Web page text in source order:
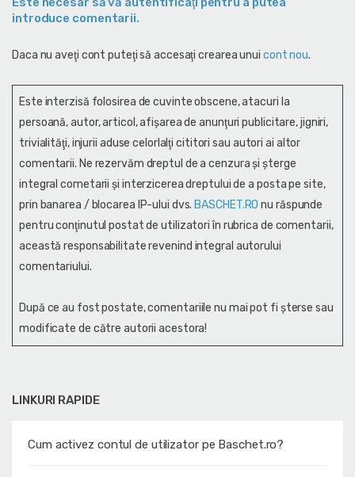
LINKURI RAPIDE
Cum activez contul de utilizator pe Baschet.ro?
introduce comentarii.
Daca nu aveţi cont puteţi să accesaţi crearea unui cont nou.
Este interzisă folosirea de cuvinte obscene, atacuri la
persoană, autor, articol, afişarea de anunţuri publicitare, jigniri,
trivialităţi, injurii aduse celorlalţi cititori sau autori ai altor
comentarii. Ne rezervăm dreptul de a cenzura și şterge
integral cometarii și interzicerea dreptului de a posta pe site,
prin banarea / blocarea IP-ului dvs. BASCHET.RO nu răspunde
pentru conţinutul postat de utilizatori în rubrica de comentarii,
această responsabilitate revenind integral autorului
comentariului.
După ce au fost postate, comentariile nu mai pot fi șterse sau
modificate de către autorii acestora!